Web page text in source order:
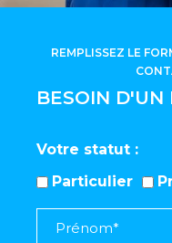
BESOIN D'UN
REMPLISSEZ LE
Votre statut
Particulier